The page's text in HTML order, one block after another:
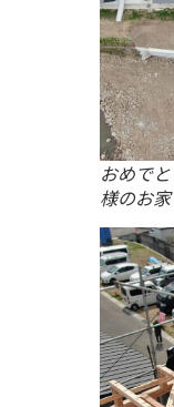
おめで
様のお